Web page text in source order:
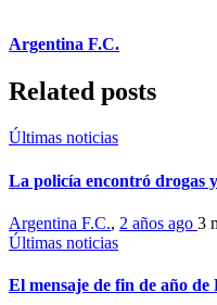
Argentina F.C.
Related posts
Últimas noticias
La policía encontró drogas
Argentina F.C., 2 años ago 3
Últimas noticias
El mensaje de fin de año de